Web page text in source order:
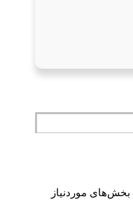
بخش‌های موردنیاز